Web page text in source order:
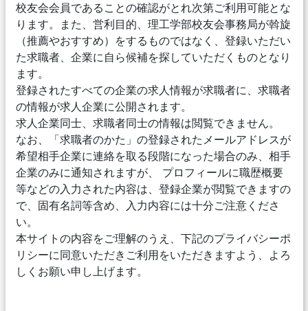
校友会会員であることの確認がとれ次第ご利用可能とな
ります。また、営利目的、理工学部校友会事務局が斡旋
（推薦やおすすめ）をするものではなく、登録いただい
た求職者、企業に自ら候補を探していただくものとなり
ます。
登録されたすべての企業の求人情報が求職者に、求職者
の情報が求人企業に公開されます。
求人企業同士、求職者同士の情報は閲覧できません。
なお、「求職者のかた」の登録されたメールアドレスが
希望相手企業に連絡を取る段階になった場合のみ、相手
企業のみに通知されますが、 プロフィールに職歴概要
等などの入力された内容は、登録企業が閲覧できますの
で、固有名詞等含め、入力内容には十分ご注意くださ
い。
本サイトの内容をご理解のうえ、下記のプライバシーポ
リシーに同意いただきご利用をいただきますよう、よろ
しくお願い申し上げます。